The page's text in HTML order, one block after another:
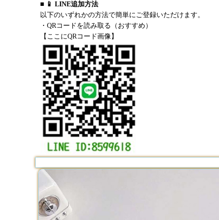
■ 📱 LINE追加方法
以下のいずれかの方法で簡単にご登録いただけます。
・QRコードを読み取る（おすすめ）
【ここにQRコード画像】